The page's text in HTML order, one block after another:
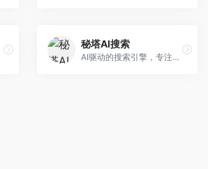
秘塔AI搜索
AI驱动的搜索引擎，专注于无广告直达结果。面向研究者和信息获取需求者，提供深度搜索、来源标注、答案整理等服务，搜索结果干净准确，信息可信度高。